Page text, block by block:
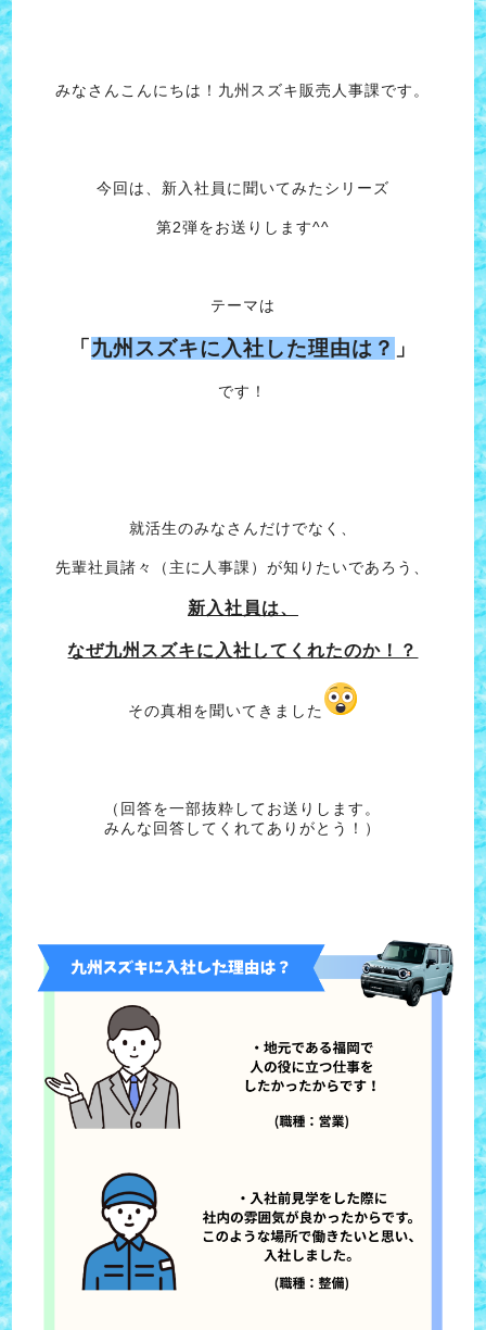
みなさんこんにちは！九州スズキ販売人事課です。
今回は、新入社員に聞いてみたシリーズ
第2弾をお送りします^^
テーマは
「 九州スズキに入社した理由は？ 」
です！
就活生のみなさんだけでなく、
先輩社員諸々（主に人事課）が知りたいであろう、
新入社員は、
なぜ九州スズキに入社してくれたのか！？
その真相を聞いてきました
（回答を一部抜粋してお送りします。
みんな回答してくれてありがとう！）